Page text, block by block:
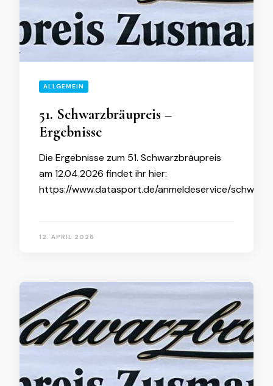
ALLGEMEIN
51. Schwarzbräupreis –
Ergebnisse
Die Ergebnisse zum 51. Schwarzbräupreis
am 12.04.2026 findet ihr hier:
https://www.datasport.de/anmeldeservice/
12. APRIL 2026